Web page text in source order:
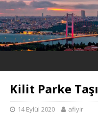
Kilit Parke
14 Eylül 2020 afiyir